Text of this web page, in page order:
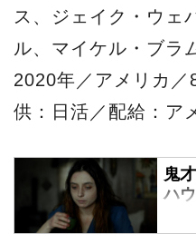
ス、ジェイク・ウェ
ル、マイケル・ブラ
2020年／アメリカ
供：日活／配給：ア
鬼
ハ
ー
月